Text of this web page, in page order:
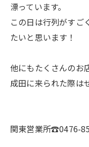
漂っています。
この日は行列がすご
たいと思います！
他にもたくさんのお
成田に来られた際は
関東営業所☎0476-